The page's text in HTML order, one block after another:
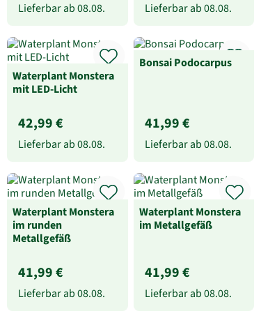
Lieferbar ab08.08. Lieferbar ab08.08.
Waterplant Monstera
mit LED-Licht
42,99 €
Lieferbar ab08.08.
Bonsai Podocarpus
41,99 €
Lieferbar ab08.08.
Waterplant Monstera
im runden
Metallgefäß
41,99 €
Lieferbar ab08.08.
Waterplant Monstera
im Metallgefäß
41,99 €
Lieferbar ab08.08.